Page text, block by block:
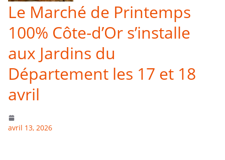
Le Marché de Printemps
100% Côte-d’Or s’installe
aux Jardins du
Département les 17 et 18
avril
avril 13, 2026